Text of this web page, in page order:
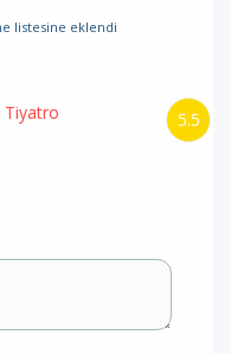
listesine eklendi
5.5
Tiyatro